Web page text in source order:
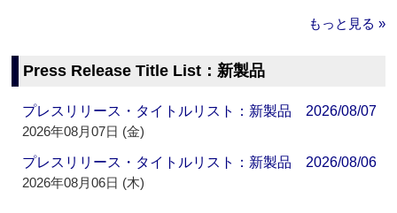
もっと見る »
Press Release Title List：新製品
プレスリリース・タイトルリスト：新製品 2026/08/07
2026年08月07日 (金)
プレスリリース・タイトルリスト：新製品 2026/08/06
2026年08月06日 (木)